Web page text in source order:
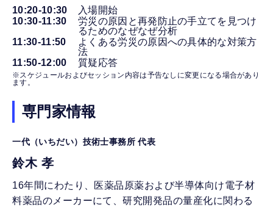
10:20-10:30
入場開始
10:30-11:30
労災の原因と再発防止の手立てを見つけ
るためのなぜなぜ分析
11:30-11:50
よくある労災の原因への具体的な対策方
法
11:50-12:00
質疑応答
※スケジュールおよびセッション内容は予告なしに変更になる場合があり
ます。
専門家情報
一代（いちだい）技術士事務所 代表
鈴木 孝
16年間にわたり、医薬品原薬および半導体向け電子材
料薬品のメーカーにて、研究開発品の量産化に関わる